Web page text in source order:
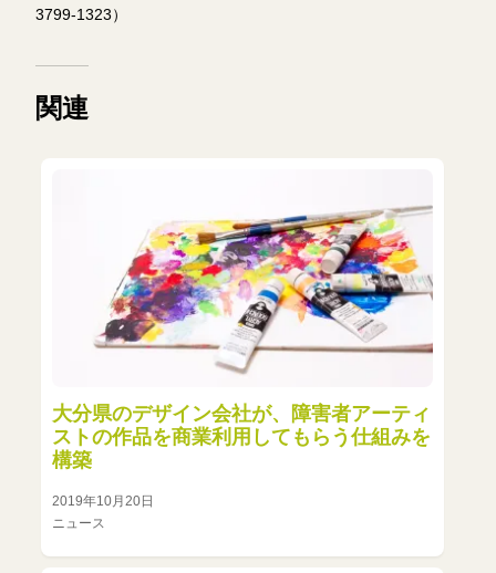
3799-1323）
関連
大分県のデザイン会社が、障害者アーティ
ストの作品を商業利用してもらう仕組みを
構築
2019年10月20日
ニュース